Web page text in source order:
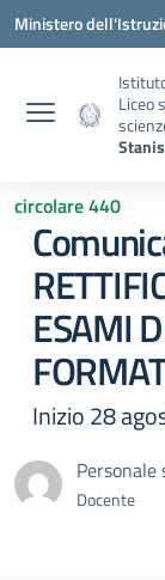
Vai ai contenuti
Vai al menu di
Vai al footer
Ministero
Liceo
circolare 440
ESAMI
Inizio 28
Personale
Docente